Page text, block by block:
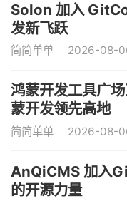
Solon 加入
发新飞跃
简简单单 2026-08-
鸿蒙开发工具广
蒙开发领先高地
简简单单 2026-08-
AnQiCMS 加入
的开源力量